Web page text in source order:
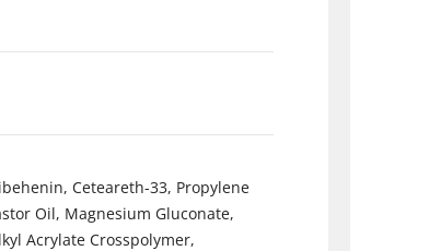
Ceteareth-33, Propylene
Oil, Magnesium Gluconate,
Acrylate Crosspolymer,